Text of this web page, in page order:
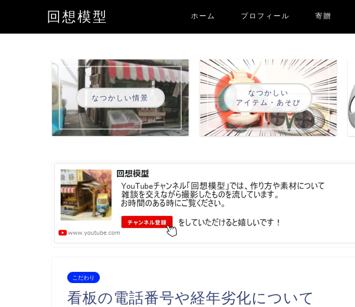
回想模型 ホーム プロフィール 寄贈
なつかしい情景
なつかしい
アイテム・あそび
こだわり
看板の電話番号や経年劣化について